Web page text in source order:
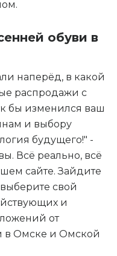
обуви в
наперёд, в какой
распродажи с
бы изменился ваш
и выбору
будущего!" -
Всё реально, всё
сайте. Зайдите
свой
и
от
в Омске и Омской